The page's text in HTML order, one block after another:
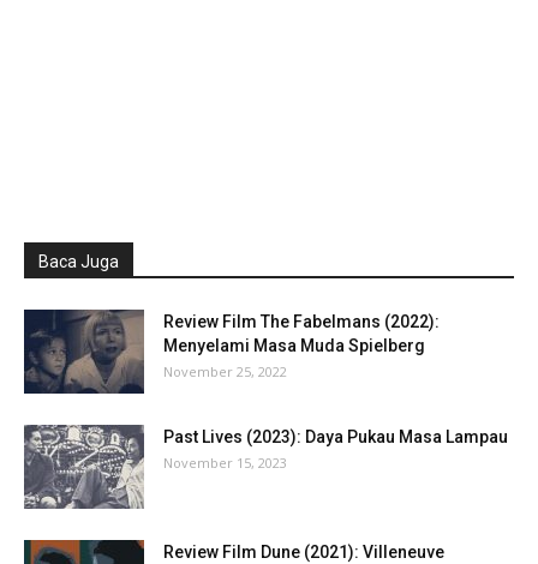
Baca Juga
Review Film The Fabelmans (2022):
Menyelami Masa Muda Spielberg
November 25, 2022
Past Lives (2023): Daya Pukau Masa Lampau
November 15, 2023
Review Film Dune (2021): Villeneuve